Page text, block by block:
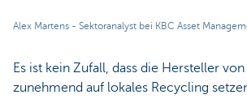
Alex Martens - Sektoranalyst bei KBC Asset
Es ist kein Zufall, dass die Hersteller
zunehmend auf lokales Recycling